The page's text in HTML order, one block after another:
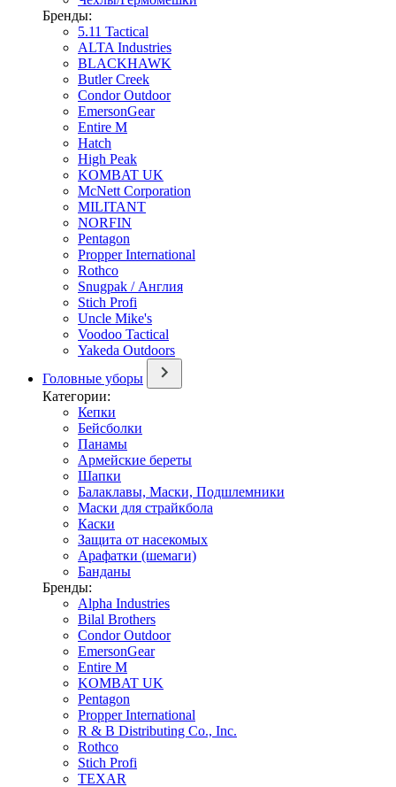
Бренды:
5.11 Tactical
ALTA Industries
BLACKHAWK
Butler Creek
Condor Outdoor
EmersonGear
Entire M
Hatch
High Peak
KOMBAT UK
McNett Corporation
MILITANT
NORFIN
Pentagon
Propper International
Rothco
Snugpak / Англия
Stich Profi
Uncle Mike's
Voodoo Tactical
Yakeda Outdoors
Головные уборы
Категории:
Кепки
Бейсболки
Панамы
Армейские береты
Шапки
Балаклавы, Маски, Подшлемники
Маски для страйкбола
Каски
Защита от насекомых
Арафатки (шемаги)
Банданы
Бренды:
Alpha Industries
Bilal Brothers
Condor Outdoor
EmersonGear
Entire M
KOMBAT UK
Pentagon
Propper International
R & B Distributing Co., Inc.
Rothco
Stich Profi
TEXAR